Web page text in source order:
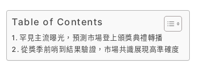
Table of Contents
罕見主流曝光，預測市場登上頒獎典禮轉播
從獎季前哨到結果驗證，市場共識展現高準確度